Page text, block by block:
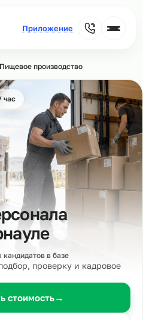
Пищевое производство
в базе
проверку и кадровое
стоимость→